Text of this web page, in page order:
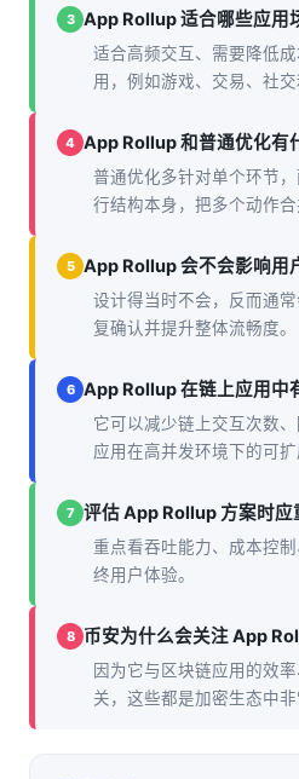
3 App Rollup 适合哪些应用
适合高频交互、需要降低
用，例如游戏、交易、社交
4 App Rollup 和普通优化有
普通优化多针对单个环节
行结构本身，把多个动作合
5 App Rollup 会不会影响用
设计得当时不会，反而通
复确认并提升整体流畅度。
6 App Rollup 在链上应用中
它可以减少链上交互次数
应用在高并发环境下的可扩
7 评估 App Rollup 方案时应
重点看吞吐能力、成本控
终用户体验。
8 币安为什么会关注 App
因为它与区块链应用的效
关，这些都是加密生态中非